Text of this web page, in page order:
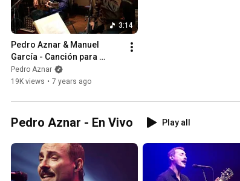
3:14
Pedro Aznar & Manuel
García - Canción para
Mañana (Ensayo)
Pedro Aznar
19K views • 7 years ago
Pedro Aznar - En Vivo Play all